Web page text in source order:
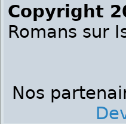
Copyright
Romans sur
Nos